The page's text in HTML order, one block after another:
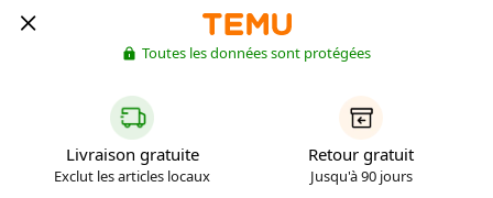
Toutes les données sont protégées
Livraison gratuite
Exclut les articles locaux
Retour gratuit
Jusqu'à 90 jours